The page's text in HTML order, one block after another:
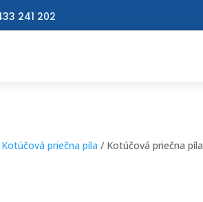
241 202
priečna píla / Kotúčová priečna píla